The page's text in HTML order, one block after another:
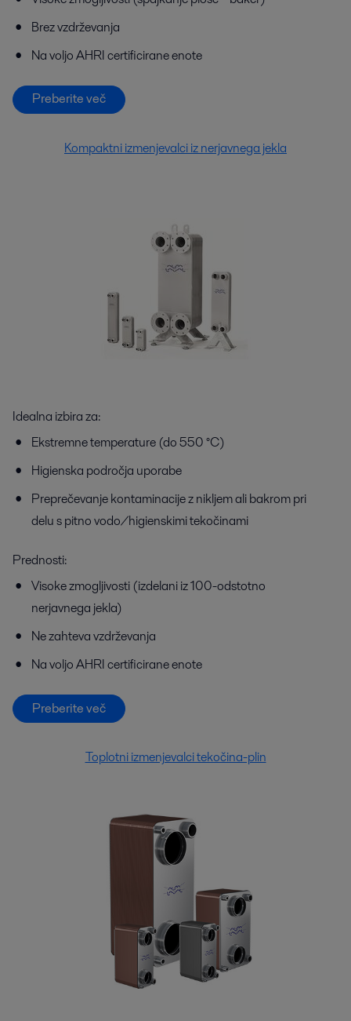
Brez vzdrževanja
Na voljo AHRI certificirane enote
Preberite več
Kompaktni izmenjevalci iz nerjavnega jekla
Idealna izbira za:
Ekstremne temperature (do 550 °C)
Higienska področja uporabe
Preprečevanje kontaminacije z nikljem ali bakrom pri
delu s pitno vodo/higienskimi tekočinami
Prednosti:
Visoke zmogljivosti (izdelani iz 100-odstotno
nerjavnega jekla)
Ne zahteva vzdrževanja
Na voljo AHRI certificirane enote
Preberite več
Toplotni izmenjevalci tekočina-plin